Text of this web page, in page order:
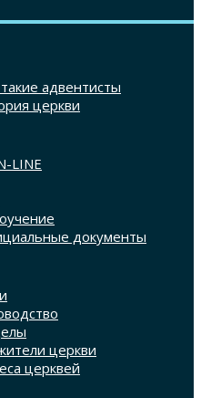
адвентисты
церкви
LINE
документы
церкви
церквей